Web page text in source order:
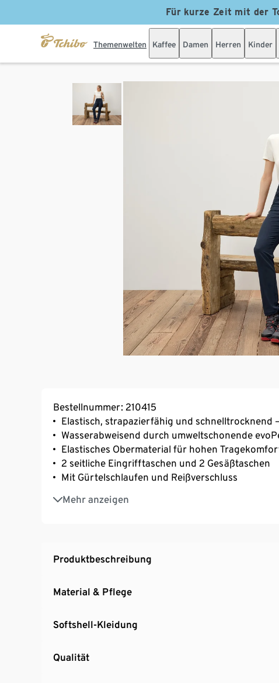
Für kurze Zeit mit der
Themenwelten Kaffee Damen Herren Kinder
Bestellnummer: 210415
Elastisch, strapazierfähig und
Wasserabweisend durch umweltschonende
Elastisches Obermaterial für hohen
2 seitliche Eingrifftaschen und 2 Gesäßtaschen
Mit Gürtelschlaufen und Reißverschluss
Mehr anzeigen
Weich und wärmend – mit leicht angerauter
Produktbeschreibung
Material & Pflege
Softshell-Kleidung
Qualität